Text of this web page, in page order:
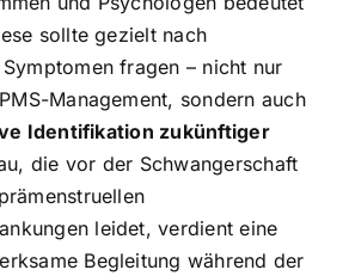
sollte gezielt nach
fragen – nicht nur
Management, sondern auch
Identifikation zukünftiger
die vor der Schwangerschaft
leidet, verdient eine
Begleitung während der